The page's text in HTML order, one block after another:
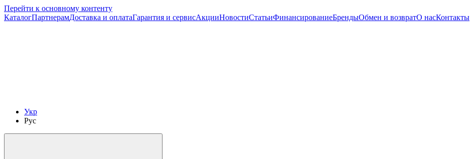
Перейти к основному контенту
КаталогПартнерамДоставка и оплатаГарантия и сервисАкцииНовостиСтатьиФинансированиеБрендыОбмен и возвратО насКонтакты
Укр
Рус